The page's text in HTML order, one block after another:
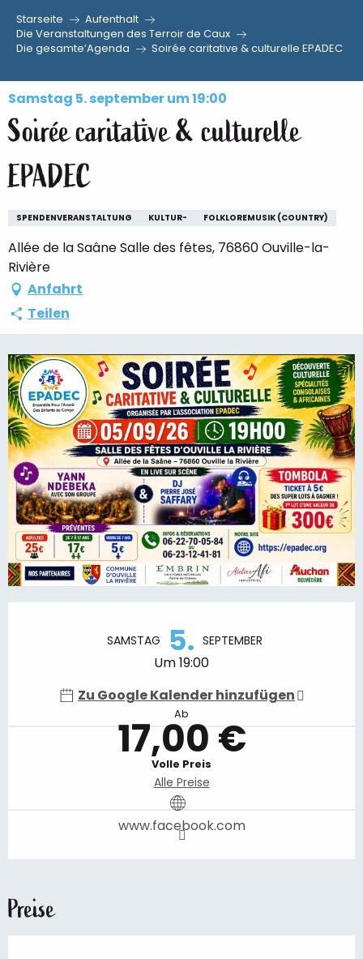
Aller
principal
Starseite
Aufenthalt
Die Veranstaltungen des Terroir de Caux
Die gesamte’Agenda
Soirée caritative & culturelle EPADEC
Samstag 5. september um 19:00
Soirée caritative & culturelle
EPADEC
SPENDENVERANSTALTUNG KULTUR- FOLKLOREMUSIK (COUNTRY)
Allée de la Saâne Salle des fêtes, 76860 Ouville-la-
Rivière
Anfahrt
Teilen
SAMSTAG 5. SEPTEMBER
Um 19:00
Zu Google Kalender hinzufügen
Ab
17,00 €
Volle Preis
Alle Preise
www.facebook.com
Preise